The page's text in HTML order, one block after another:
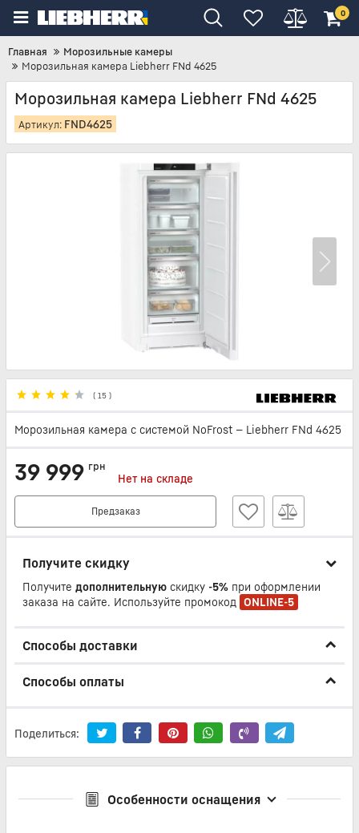
0
Главная
Морозильные камеры
Морозильная камера Liebherr FNd 4625
Морозильная камера Liebherr FNd 4625
Артикул: FND4625
( 15 )
Морозильная камера с системой NoFrost — Liebherr FNd 4625
39 999 грн
Нет на складе
Предзаказ
Получите скидку
Получите дополнительную скидку -5% при оформлении
заказа на сайте. Используйте промокод ONLINE-5
Способы доставки
Способы оплаты
Поделиться:
Особенности оснащения